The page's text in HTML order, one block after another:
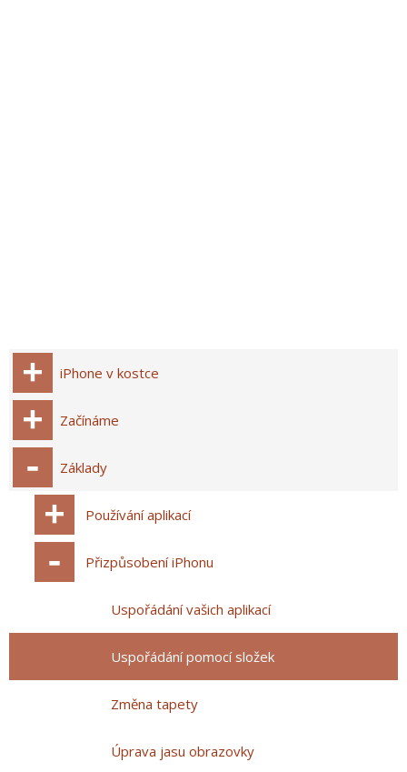
iPhone v kostce
Začínáme
Základy
Používání aplikací
Přizpůsobení iPhonu
Uspořádání vašich aplikací
Uspořádání pomocí složek
Změna tapety
Úprava jasu obrazovky